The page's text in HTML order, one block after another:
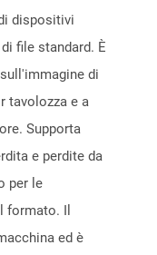
dispositivi
file standard. È
di
tavolozza e a
Supporta
e perdite da
per le
formato. Il
ed è